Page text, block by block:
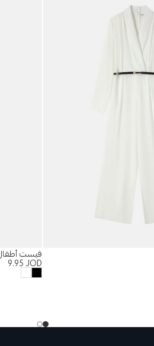
فيست
9.95JOD